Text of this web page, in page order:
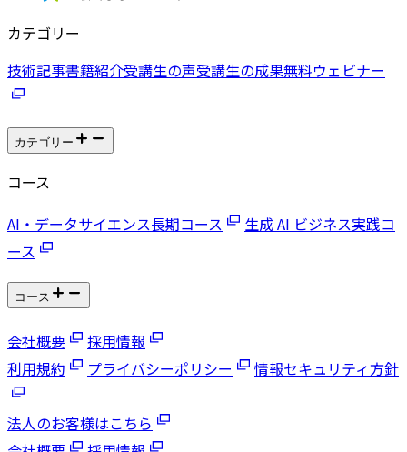
カテゴリー
技術記事書籍紹介受講生の声受講生の成果無料ウェビナー
カテゴリー
コース
AI・データサイエンス長期コース
生成 AI ビジネス実践コ
ース
コース
会社概要
採用情報
利用規約
プライバシーポリシー 情報セキュリティ方針
法人のお客様はこちら